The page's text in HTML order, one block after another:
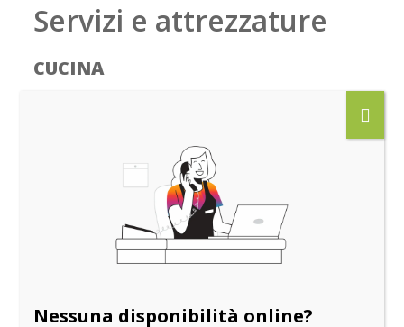
Servizi e attrezzature
CUCINA
posate, pentole e padelle di varie
moca, scolapasta, insalatiera,
grattugia, caraffa, tagliere,
spremiagrumi, bollilatte, imbuto,
apriscatole e apribottiglie.
PULIZIA
Nessuna disponibilità online?